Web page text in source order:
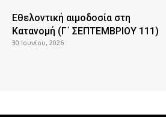
Εθελοντική αιμοδοσία στη
Κατανομή (Γ΄ ΣΕΠΤΕΜΒΡΙΟΥ 111)
30 Ιουνίου, 2026